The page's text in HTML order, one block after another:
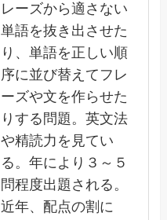
レーズから適さない
単語を抜き出させた
り、単語を正しい順
序に並び替えてフレ
ーズや文を作らせた
りする問題。英文法
や精読力を見てい
る。年により３～５
問程度出題される。
近年、配点の割に